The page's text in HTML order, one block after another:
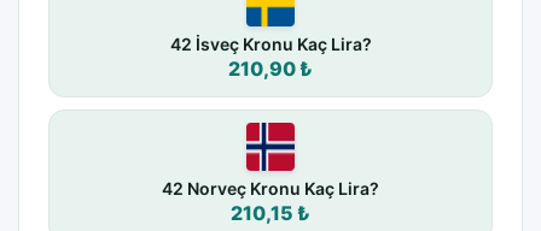
42 İsveç Kronu Kaç Lira?
210,90 ₺
42 Norveç Kronu Kaç Lira?
210,15 ₺